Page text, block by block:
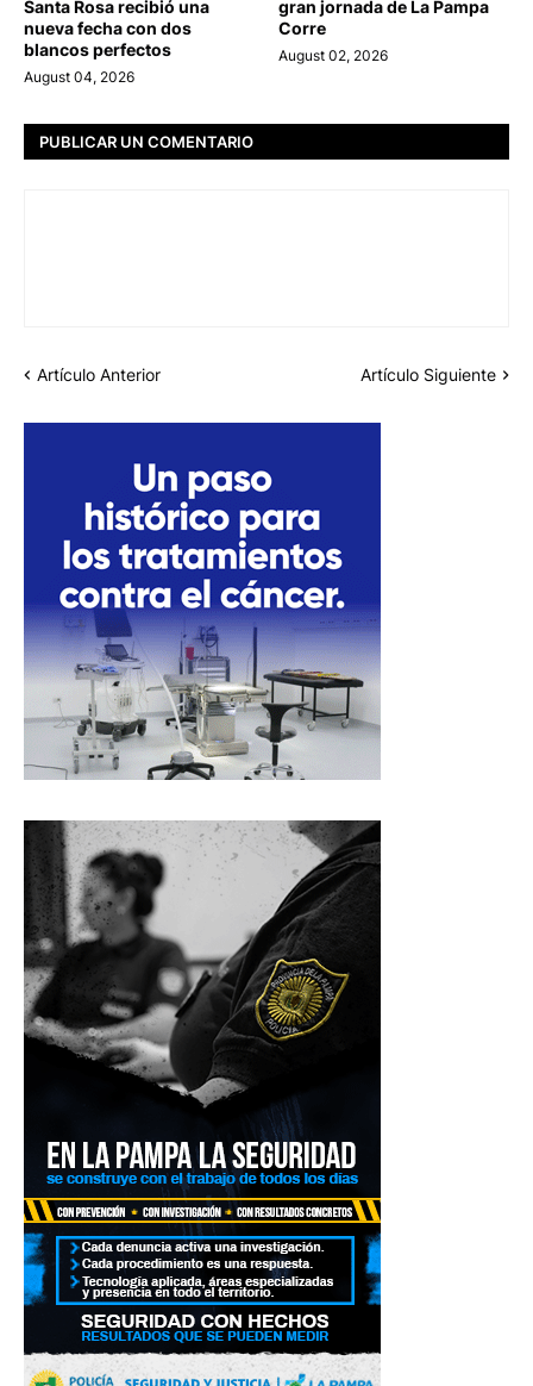
Santa Rosa recibió una
nueva fecha con dos
blancos perfectos
August 04, 2026
gran jornada de La Pampa
Corre
August 02, 2026
PUBLICAR UN COMENTARIO
Artículo Anterior Artículo Siguiente